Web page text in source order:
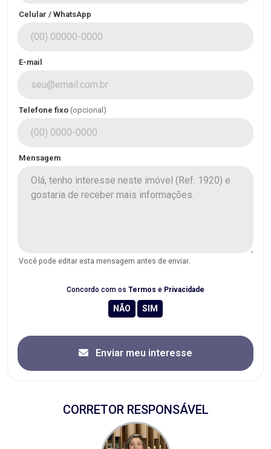
Celular / WhatsApp
E-mail
Telefone fixo (opcional)
Mensagem
Você pode editar esta mensagem antes de enviar.
Concordo com os Termos e Privacidade
Enviar meu interesse
CORRETOR RESPONSÁVEL